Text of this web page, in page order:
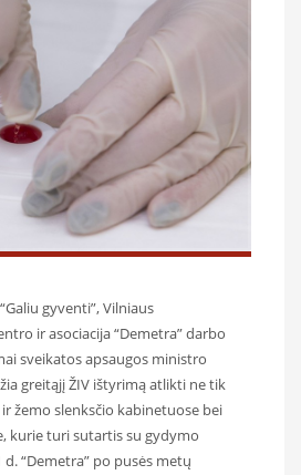
gyventi”, Vilniaus
ir asociacija “Demetra” darbo
sveikatos apsaugos ministro
greitąjį ŽIV ištyrimą atlikti ne tik
žemo slenksčio kabinetuose bei
kurie turi sutartis su gydymo
“Demetra” po pusės metų